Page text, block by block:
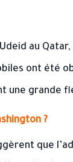
Udeid au
ont été
une grande
?
que